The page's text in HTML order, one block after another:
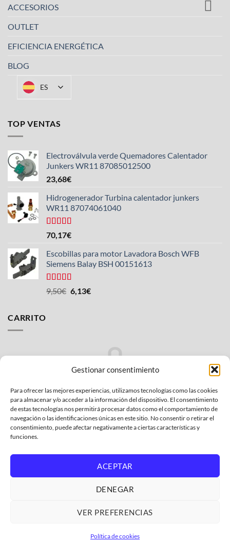
Gestionar consentimiento
Para ofrecer las mejores experiencias, utilizamos tecnologías como las cookies
para almacenar y/o acceder a la información del dispositivo. El consentimiento
de estas tecnologías nos permitirá procesar datos como el comportamiento de
navegación o las identificaciones únicas en este sitio. No consentir o retirar el
consentimiento, puede afectar negativamente a ciertas características y
funciones.
ACEPTAR
DENEGAR
VER PREFERENCIAS
Política de cookies
ACCESORIOS
OUTLET
EFICIENCIA ENERGÉTICA
BLOG
ES
TOP VENTAS
Electroválvula verde Quemadores Calentador
Junkers WR11 87085012500
23,68€
Hidrogenerador Turbina calentador junkers
WR11 87074061040
Valorado
con
5
70,17€
Escobillas para motor Lavadora Bosch WFB
Siemens Balay BSH 00151613
Valorado
con
de
9,50€ El
6,13€El
CARRITO
No hay productos en el carrito.
VOLVER A LA TIENDA
Bank
Credit
Card
MasterCardPayPal
Visa
POLÍTICA AFILIADOS AMAZON
GARANTÍA Y DEVOLUCIONES
POLÍTICA DE COOKIES
GASTOS DE ENVÍO
Copyright 2026 ©